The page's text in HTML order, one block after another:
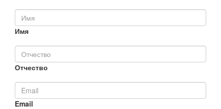
Имя
Отчество
Email